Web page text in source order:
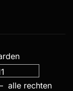
alle rechten